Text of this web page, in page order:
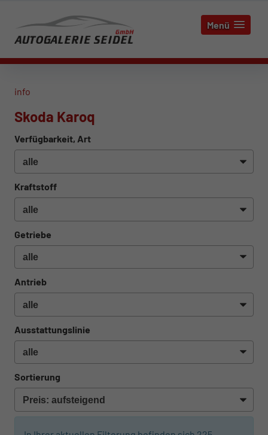
Menü
info
Skoda Karoq
Verfügbarkeit, Art
Kraftstoff
Getriebe
Antrieb
Ausstattungslinie
Sortierung